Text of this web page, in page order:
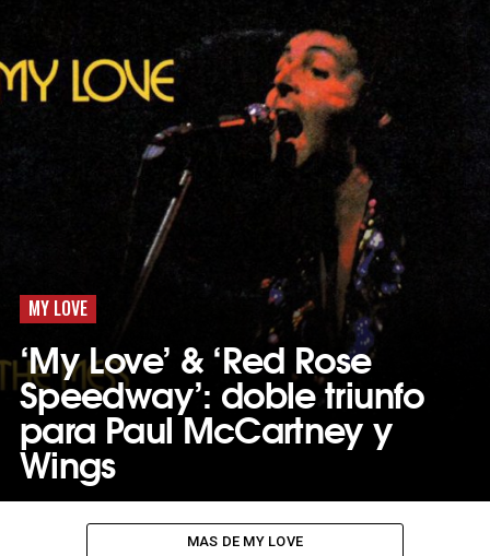
MY LOVE
‘My Love’ & ‘Red Rose
Speedway’: doble triunfo
para Paul McCartney y
Wings
MAS DE MY LOVE